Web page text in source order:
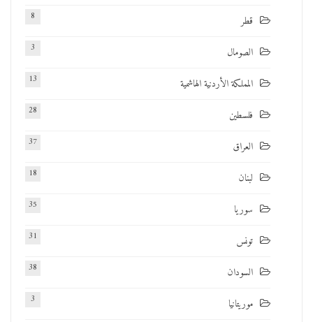
قطر 8
الصومال 3
المملكة الأردنية الهاشمية 13
فلسطين 28
العراق 37
لبنان 18
سوريا 35
تونس 31
السودان 38
موريتانيا 3